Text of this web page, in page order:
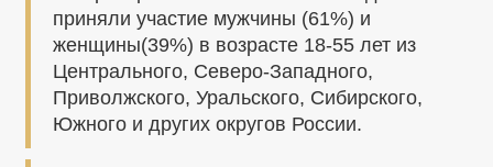
приняли участие мужчины (61%) и
женщины(39%) в возрасте 18-55 лет из
Центрального, Северо-Западного,
Приволжского, Уральского, Сибирского,
Южного и других округов России.